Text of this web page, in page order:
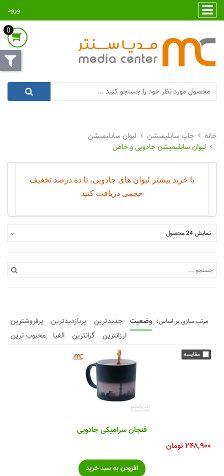
ورود
0
چاپ سابلیمیشن
لیوان سابلیمیشن
لیوان سابلیمیشن جادویی و خاص
با خرید بیشتر لیوان های جادویی، تا ده درصد تخفیف
حجمی دریافت کنید
نمایش 24 محصول
وضعیت جدیدترین پربازدیدترین
پرفروشترین
ارزانترین
گرانترین الفبا محبوب ترین
فنجان سرامیکی جادویی
۲۴۸,۹۰۰تومان